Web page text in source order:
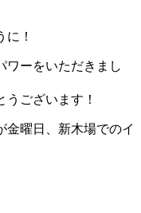
！
ワーをいただきまし
ございます！
金曜日、新木場でのイ